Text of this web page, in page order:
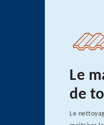
Le
de
Le